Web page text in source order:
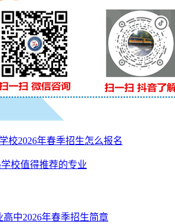
校2026年春季招生怎么报名
校值得推荐的专业
中2026年春季招生简章